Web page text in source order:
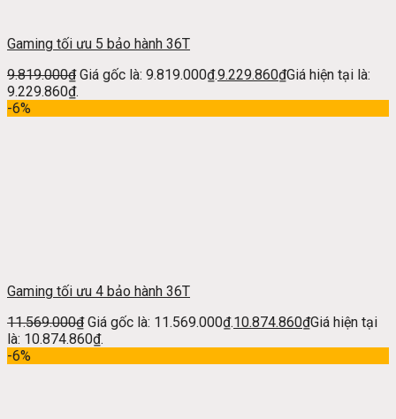
Gaming tối ưu 5 bảo hành 36T
9.819.000₫ Giá gốc là: 9.819.000₫.9.229.860₫Giá hiện tại là:
9.229.860₫.
-6%
Gaming tối ưu 4 bảo hành 36T
11.569.000₫ Giá gốc là: 11.569.000₫.10.874.860₫Giá hiện tại
là: 10.874.860₫.
-6%